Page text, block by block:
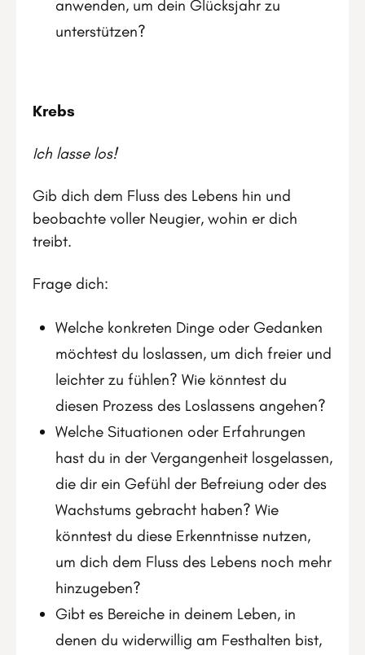
anwenden, um dein Glücksjahr zu
unterstützen?
Krebs
Ich lasse los!
Gib dich dem Fluss des Lebens hin und
beobachte voller Neugier, wohin er dich
treibt.
Frage dich:
Welche konkreten Dinge oder Gedanken
möchtest du loslassen, um dich freier und
leichter zu fühlen? Wie könntest du
diesen Prozess des Loslassens angehen?
Welche Situationen oder Erfahrungen
hast du in der Vergangenheit losgelassen,
die dir ein Gefühl der Befreiung oder des
Wachstums gebracht haben? Wie
könntest du diese Erkenntnisse nutzen,
um dich dem Fluss des Lebens noch mehr
hinzugeben?
Gibt es Bereiche in deinem Leben, in
denen du widerwillig am Festhalten bist,